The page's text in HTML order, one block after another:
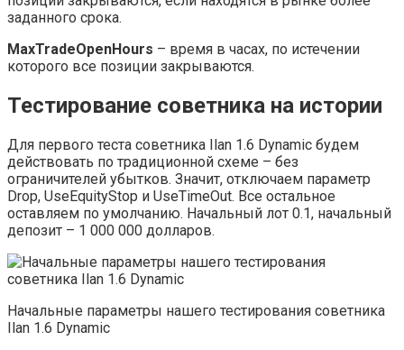
заданного срока.
MaxTradeOpenHours – время в часах, по истечении
которого все позиции закрываются.
Тестирование советника на истории
Для первого теста советника Ilan 1.6 Dynamic будем
действовать по традиционной схеме – без
ограничителей убытков. Значит, отключаем параметр
Drop, UseEquityStop и UseTimeOut. Все остальное
оставляем по умолчанию. Начальный лот 0.1, начальный
депозит – 1 000 000 долларов.
Начальные параметры нашего тестирования советника
Ilan 1.6 Dynamic